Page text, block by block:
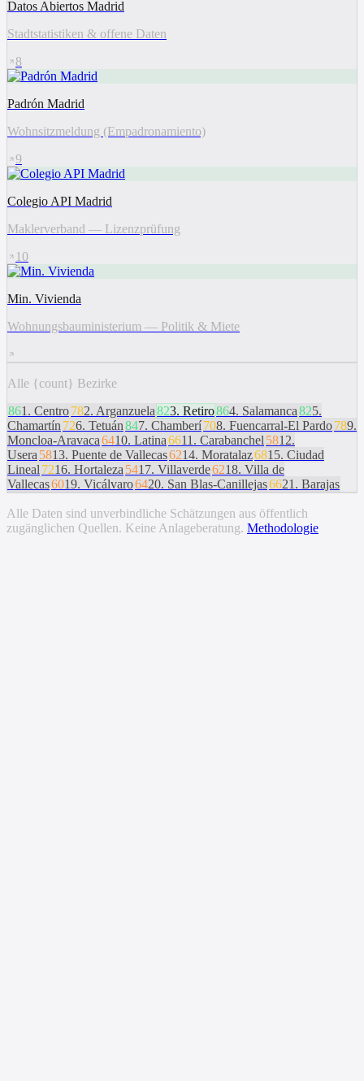
Datos Abiertos Madrid
Stadtstatistiken & offene Daten
8
Padrón Madrid
Wohnsitzmeldung (Empadronamiento)
9
Colegio API Madrid
Maklerverband — Lizenzprüfung
10
Min. Vivienda
Wohnungsbauministerium — Politik & Miete
Alle {count} Bezirke
861 . Centro782. Arganzuela823. Retiro864. Salamanca825.
Chamartín 726. Tetuán847. Chamberí708. Fuencarral-El Pardo789.
Moncloa-Aravaca6410. Latina6611 . Carabanchel 5812.
Usera 5813. Puente de Vallecas6214. Moratalaz6815. Ciudad
Lineal 7216. Hortaleza 5417. Villaverde6218. Villa de
Vallecas6019. Vicálvaro6420. San Blas-Canillejas6621 . Barajas
Alle Daten sind unverbindliche Schätzungen aus öffentlich
zugänglichen Quellen. Keine Anlageberatung. Methodologie